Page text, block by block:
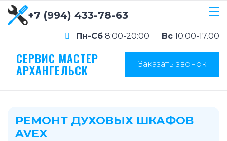
+7 (994) 433-78-63
Пн-Сб 8:00-20:00 Вс 10:00-17.00
СЕРВИС МАСТЕР
АРХАНГЕЛЬСК Заказать звонок
РЕМОНТ ДУХОВЫХ ШКАФОВ
AVEX